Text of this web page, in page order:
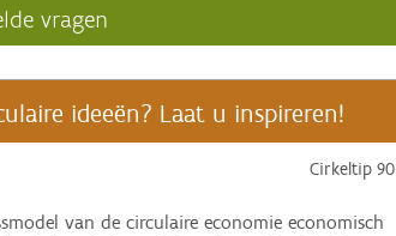
vragen
ideeën? Laat u inspireren!
Cirkeltip 90
van de circulaire economie economisch